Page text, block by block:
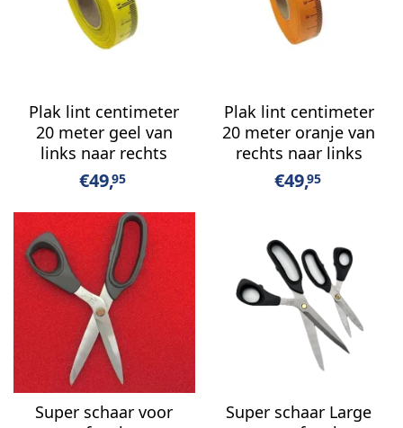
Plak lint centimeter
20 meter geel van
links naar rechts
€49,95
Plak lint centimeter
20 meter oranje van
rechts naar links
€49,95
Super schaar voor
Super schaar Large